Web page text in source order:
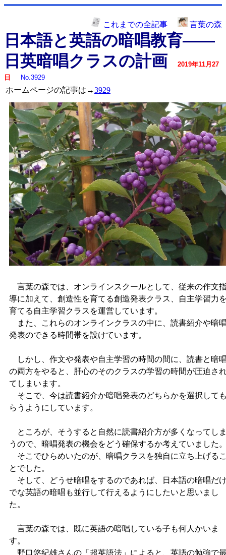
これまでの全記事 言葉の森
日本語と英語の暗唱教育――
日英暗唱クラスの計画
2019年11月27
日
No.3929
ホームページの記事は→3929
言葉の森では、オンラインスクールとして、従来の作文
導に加えて、創造性を育てる創造発表クラス、自主学習力
育てる自主学習クラスを運営しています。
また、これらのオンラインクラスの中に、読書紹介や暗
発表のできる時間帯を設けています。
しかし、作文や発表や自主学習の時間の間に、読書と暗
の両方をやると、肝心のそのクラスの学習の時間が圧迫さ
てしまいます。
そこで、今は読書紹介か暗唱発表のどちらかを選択して
らうようにしています。
ところが、そうすると自然に読書紹介方が多くなってし
うので、暗唱発表の機会をどう確保するか考えていました
そこでひらめいたのが、暗唱クラスを独自に立ち上げる
とでした。
そして、どうせ暗唱をするのであれば、日本語の暗唱だ
でな英語の暗唱も並行して行えるようにしたいと思いまし
た。
言葉の森では、既に英語の暗唱している子も何人かいま
す。
野口悠紀雄さんの「超英語法」によると、英語の勉強で